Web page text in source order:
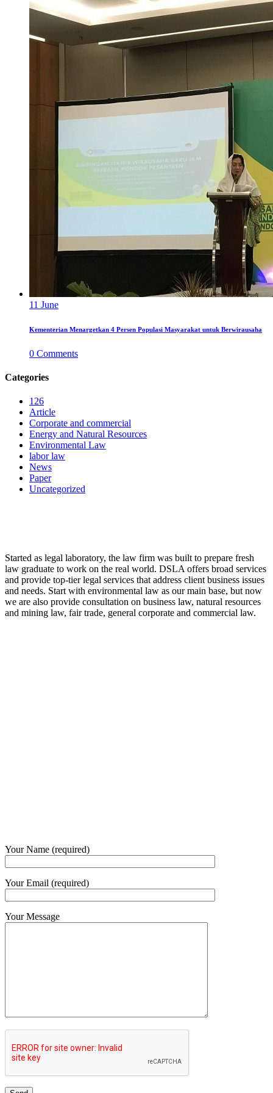
11 June
Kementerian Menargetkan 4 Persen Populasi Masyarakat untuk Berwirausaha
0 Comments
Categories
126
Article
Corporate and commercial
Energy and Natural Resources
Environmental Law
labor law
News
Paper
Uncategorized
Started as legal laboratory, the law firm was built to prepare fresh
law graduate to work on the real world. DSLA offers broad services
and provide top-tier legal services that address client business issues
and needs. Start with environmental law as our main base, but now
we are also provide consultation on business law, natural resources
and mining law, fair trade, general corporate and commercial law.
Your Name (required)
Your Email (required)
Your Message